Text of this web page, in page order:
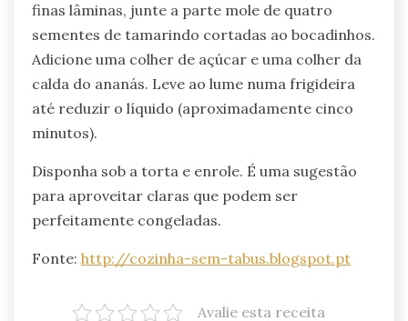
finas lâminas, junte a parte mole de quatro
sementes de tamarindo cortadas ao bocadinhos.
Adicione uma colher de açúcar e uma colher da
calda do ananás. Leve ao lume numa frigideira
até reduzir o líquido (aproximadamente cinco
minutos).
Disponha sob a torta e enrole. É uma sugestão
para aproveitar claras que podem ser
perfeitamente congeladas.
Fonte: http://cozinha-sem-tabus.blogspot.pt
Avalie esta receita